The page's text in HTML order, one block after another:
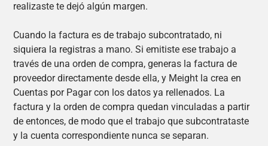
realizaste te dejó algún margen.
Cuando la factura es de trabajo subcontratado, ni
siquiera la registras a mano. Si emitiste ese trabajo a
través de una orden de compra, generas la factura de
proveedor directamente desde ella, y Meight la crea en
Cuentas por Pagar con los datos ya rellenados. La
factura y la orden de compra quedan vinculadas a partir
de entonces, de modo que el trabajo que subcontrataste
y la cuenta correspondiente nunca se separan.